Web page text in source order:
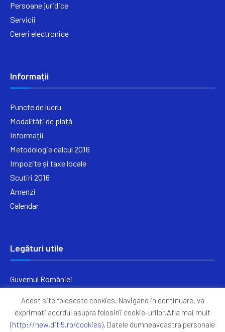
Persoane juridice
Servicii
Cereri electronice
Informații
Puncte de lucru
Modalități de plată
Informații
Metodologie calcul 2016
Impozite și taxe locale
Scutiri 2016
Amenzi
Calendar
Legături utile
Guvernul României
Primăria Sectorul 5
Acest site foloseste cookies. Navigand in continuare, va
exprimati acordul asupra folosirii cookie-urilor.Afla mai mult
(http://new.ditl5.ro/cookies). Datele dumneavoastra personale